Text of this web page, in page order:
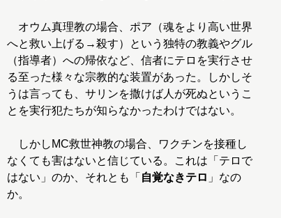
オウム真理教の場合、ポア（魂をより高い世界
へと救い上げる→殺す）という独特の教義やグル
（指導者）への帰依など、信者にテロを実行させ
る至った様々な宗教的な装置があった。しかしそ
うは言っても、サリンを撒けば人が死ぬというこ
とを実行犯たちが知らなかったわけではない。
しかしMC救世神教の場合、ワクチンを接種し
なくても害はないと信じている。これは「テロで
はない」のか、それとも「 自覚なきテロ 」なの
か。